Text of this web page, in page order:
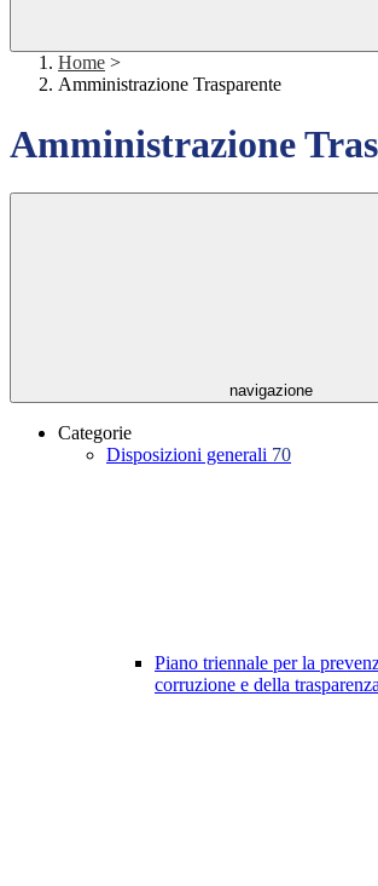
Home >
Amministrazione Trasparente
Amministrazione
navigazione
Categorie
Disposizioni generali 70
Piano triennale per la
corruzione e della trasparenza